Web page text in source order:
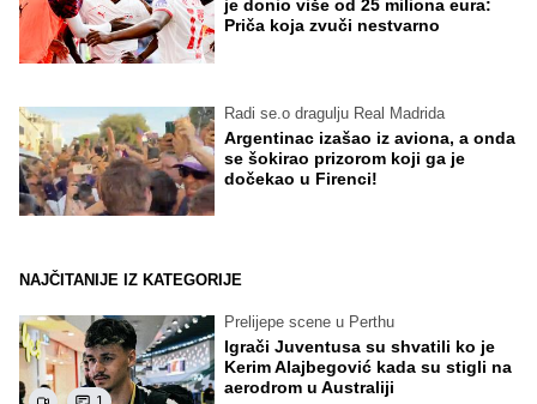
je donio više od 25 miliona eura:
Priča koja zvuči nestvarno
Radi se.o dragulju Real Madrida
Argentinac izašao iz aviona, a onda
se šokirao prizorom koji ga je
dočekao u Firenci!
NAJČITANIJE IZ KATEGORIJE
Prelijepe scene u Perthu
Igrači Juventusa su shvatili ko je
Kerim Alajbegović kada su stigli na
aerodrom u Australiji